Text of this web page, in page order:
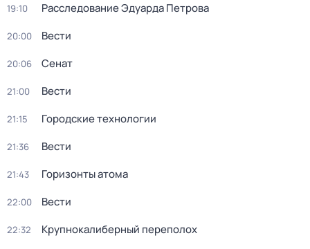
19:10 Расследование Эдуарда Петрова
20:00 Вести
20:06 Сенат
21:00 Вести
21:15 Городские технологии
21:36 Вести
21:43 Горизонты атома
22:00 Вести
22:32 Крупнокалиберный переполох